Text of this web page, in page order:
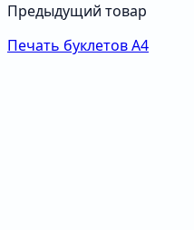
Предыдущий товар
Печать буклетов А4